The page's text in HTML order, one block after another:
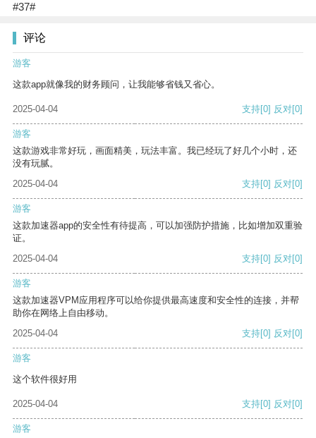
#37#
评论
游客
这款app就像我的财务顾问，让我能够省钱又省心。
2025-04-04 支持[0] 反对[0]
游客
这款游戏非常好玩，画面精美，玩法丰富。我已经玩了好几个小时，还
没有玩腻。
2025-04-04
支持[0] 反对[0]
游客
这款加速器app的安全性有待提高，可以加强防护措施，比如增加双重验
证。
2025-04-04
支持[0] 反对[0]
游客
这款加速器VPM应用程序可以给你提供最高速度和安全性的连接，并帮
助你在网络上自由移动。
2025-04-04
支持[0] 反对[0]
游客
这个软件很好用
2025-04-04 支持[0] 反对[0]
游客